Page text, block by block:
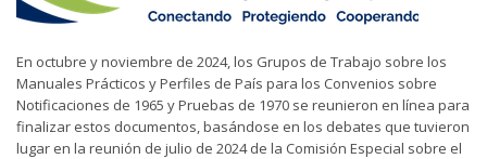
En octubre y noviembre de 2024, los Grupos de Trabajo sobre los
Manuales Prácticos y Perfiles de País para los Convenios sobre
Notificaciones de 1965 y Pruebas de 1970 se reunieron en línea para
finalizar estos documentos, basándose en los debates que tuvieron
lugar en la reunión de julio de 2024 de la Comisión Especial sobre el